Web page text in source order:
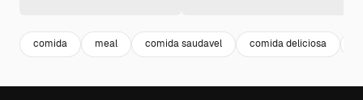
comida meal comida saudavel comida deliciosa